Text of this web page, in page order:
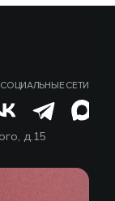
СОЦИАЛЬНЫЕ СЕТИ
д.15